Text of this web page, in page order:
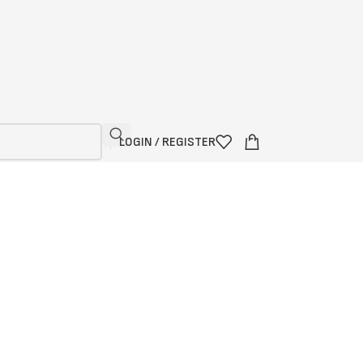
LOGIN / REGISTER